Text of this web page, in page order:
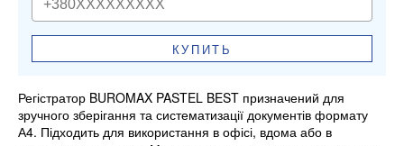
КУПИТЬ
Регістратор BUROMAX PASTEL BEST призначений для
зручного зберігання та систематизації документів формату
А4. Підходить для використання в офісі, вдома або в